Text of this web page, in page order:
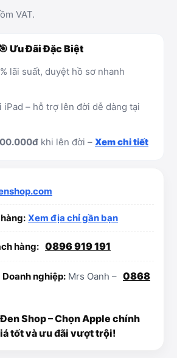
VAT.
🎯 Ưu Đãi Đặc Biệt
lãi suất, duyệt hồ sơ nhanh
iPad – hỗ trợ lên đời dễ dàng tại
khi lên đời – Xem chi tiết
Xem địa chỉ gần bạn
hàng: 0896 919 191
nghiệp: Mrs Oanh – 0868
Đen Shop – Chọn Apple chính
tốt và ưu đãi vượt trội!